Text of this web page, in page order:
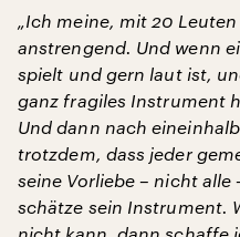
„Ich meine, mit 20
anstrengend. Und wenn
spielt und gern laut ist,
ganz fragiles Instrument
Und dann nach
trotzdem, dass jeder
seine Vorliebe – nicht alle
schätze sein Instrument.